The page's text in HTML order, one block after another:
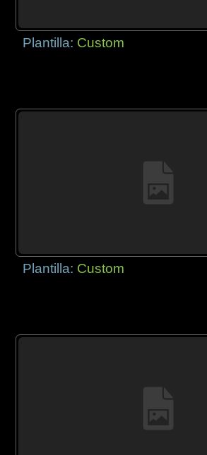
Plantilla: Custom
Plantilla: Custom